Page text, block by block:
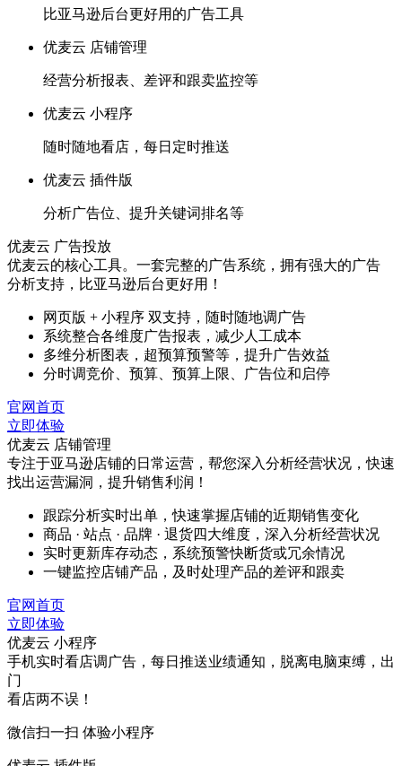
比亚马逊后台更好用的广告工具
优麦云 店铺管理
经营分析报表、差评和跟卖监控等
优麦云 小程序
随时随地看店，每日定时推送
优麦云 插件版
分析广告位、提升关键词排名等
优麦云 广告投放
优麦云的核心工具。一套完整的广告系统，拥有强大的广告
分析支持，比亚马逊后台更好用！
网页版 + 小程序 双支持，随时随地调广告
系统整合各维度广告报表，减少人工成本
多维分析图表，超预算预警等，提升广告效益
分时调竞价、预算、预算上限、广告位和启停
官网首页
立即体验
优麦云 店铺管理
专注于亚马逊店铺的日常运营，帮您深入分析经营状况，快速
找出运营漏洞，提升销售利润！
跟踪分析实时出单，快速掌握店铺的近期销售变化
商品 · 站点 · 品牌 · 退货四大维度，深入分析经营状况
实时更新库存动态，系统预警快断货或冗余情况
一键监控店铺产品，及时处理产品的差评和跟卖
官网首页
立即体验
优麦云 小程序
手机实时看店调广告，每日推送业绩通知，脱离电脑束缚，出
门
看店两不误！
微信扫一扫 体验小程序